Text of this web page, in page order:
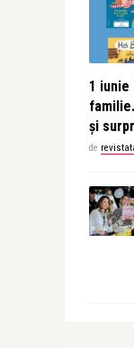
1 iunie
și
de